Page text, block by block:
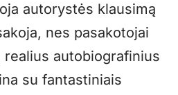
autorystės klausimą
nes pasakotojai
autobiografinius
su fantastiniais